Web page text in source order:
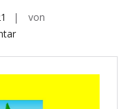
von
auf
Kids